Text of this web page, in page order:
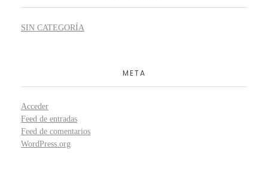
SIN CATEGORÍA
META
Acceder
Feed de entradas
Feed de comentarios
WordPress.org